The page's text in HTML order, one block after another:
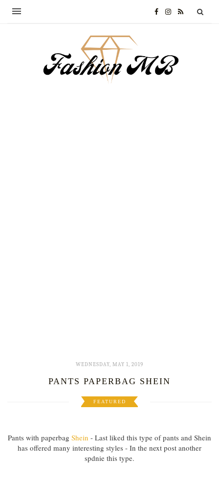
WEDNESDAY, MAY 1, 2019
PANTS PAPERBAG SHEIN
FEATURED
Pants with paperbag Shein - Last liked this type of pants and Shein
has offered many interesting styles - In the next post another
spdnie this type.